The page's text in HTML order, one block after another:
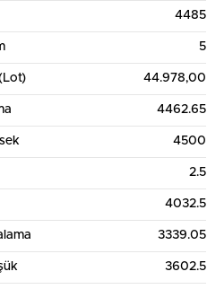
4485
5
44.978,00
4462.65
4500
2.5
4032.5
3339.05
3602.5